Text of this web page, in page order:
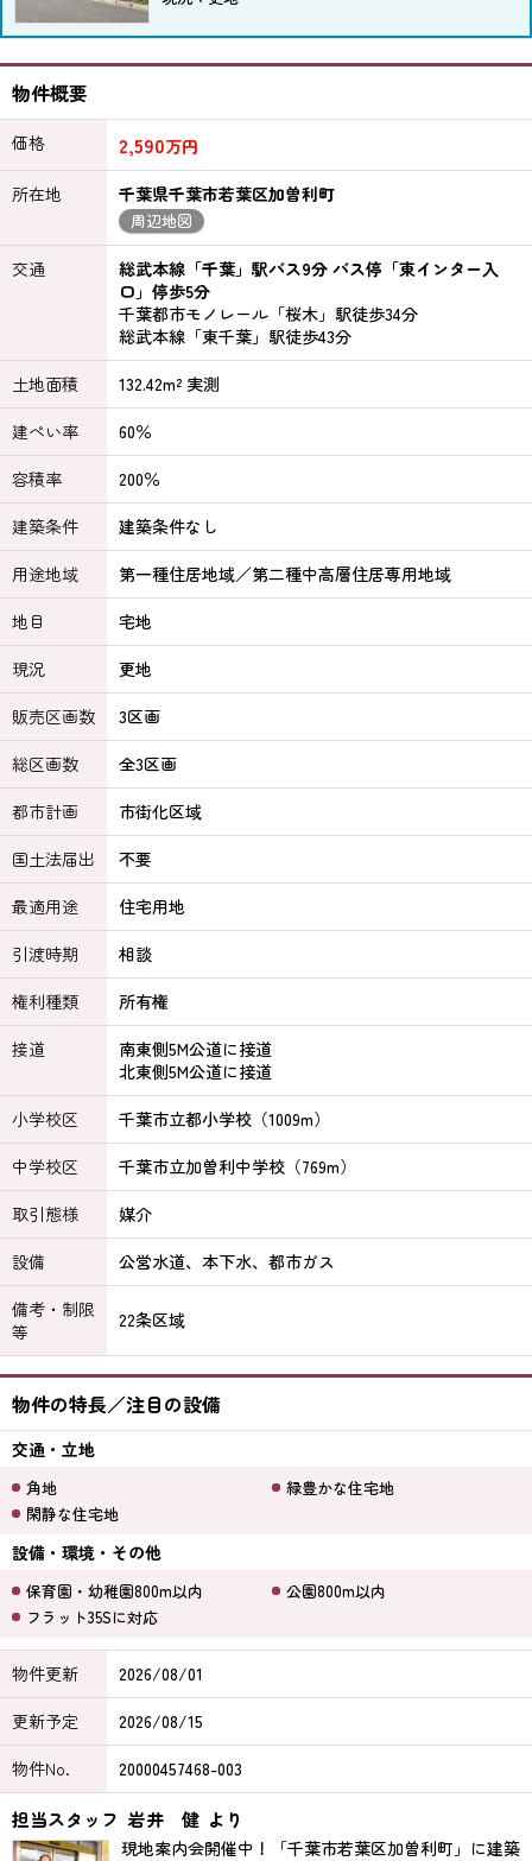
物件概要
価格 2,590万円
所在地
千葉県千葉市若葉区加曽利町
周辺地図
交通
総武本線「千葉」駅バス9分 バス停「東インター入
口」停歩5分
千葉都市モノレール「桜木」駅徒歩34分
総武本線「東千葉」駅徒歩43分
土地面積
132.42m² 実測
建ぺい率
60％
容積率
200％
建築条件
建築条件なし
用途地域
第一種住居地域／第二種中高層住居専用地域
地目
宅地
現況
更地
販売区画数
3区画
総区画数
全3区画
都市計画
市街化区域
国土法届出
不要
最適用途
住宅用地
引渡時期
相談
権利種類
所有権
接道
南東側5M公道に接道
北東側5M公道に接道
小学校区
千葉市立都小学校（1009m）
中学校区
千葉市立加曽利中学校（769m）
取引態様
媒介
設備
公営水道、本下水、都市ガス
備考・制限
等
22条区域
物件の特長／注目の設備
交通・立地
角地
緑豊かな住宅地
閑静な住宅地
設備・環境・その他
保育園・幼稚園800m以内
公園800m以内
フラット35Sに対応
物件更新
2026/08/01
更新予定
2026/08/15
物件No.
20000457468-003
担当スタッフ 岩井 健 より
現地案内会開催中！「千葉市若葉区加曽利町」に建築